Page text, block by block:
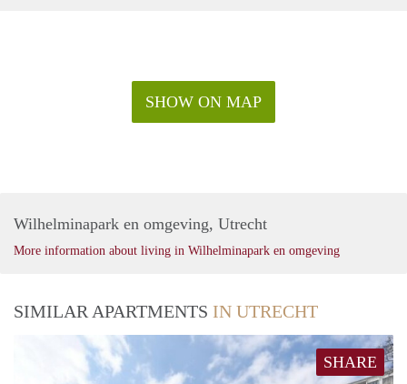
SHOW ON MAP
Wilhelminapark en omgeving, Utrecht
More information about living in Wilhelminapark en omgeving
SIMILAR APARTMENTS IN UTRECHT
SHARE